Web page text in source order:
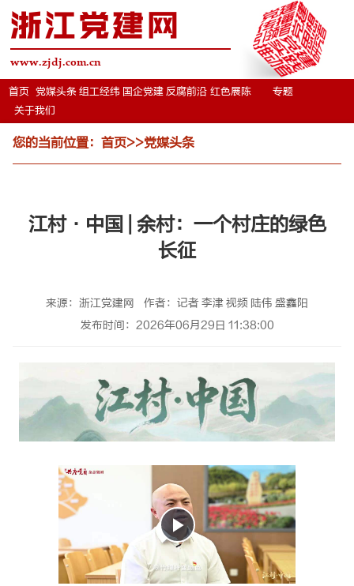
浙江党建网
www.zjdj.com.cn
首页 党媒头条 组工经纬 国企党建 反腐前沿 红色展陈
专题
关于我们
您的当前位置： 首页>>党媒头条
江村·中国 | 余村：一个村庄的绿色
长征
来源：浙江党建网
作者：记者 李津 视频 陆伟 盛鑫阳
发布时间：2026年06月29日 11:38:00